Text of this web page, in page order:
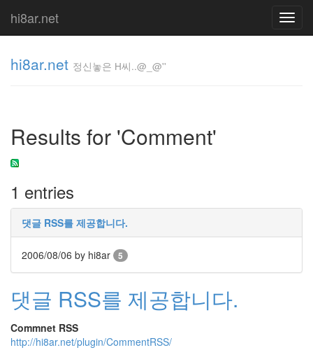
hi8ar.net
hi8ar.net 정신놓은 H씨..@_@''
Results for 'Comment'
1 entries
댓글 RSS를 제공합니다.
2006/08/06 by hi8ar 5
댓글 RSS를 제공합니다.
Commnet RSS
http://hi8ar.net/plugin/CommentRSS/
씨..@_@''
Tag
Cloud
Download
Day
답
미